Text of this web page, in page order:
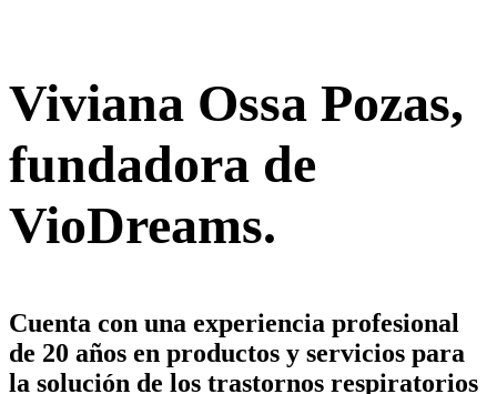
Viviana Ossa Pozas,
fundadora de
VioDreams.
Cuenta con una experiencia profesional
de 20 años en productos y servicios para
la solución de los trastornos respiratorios